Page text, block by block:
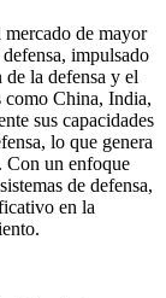
de mayor
impulsado
la defensa y el
como China, India,
sus capacidades
lo que genera
Con un enfoque
de defensa,
en la